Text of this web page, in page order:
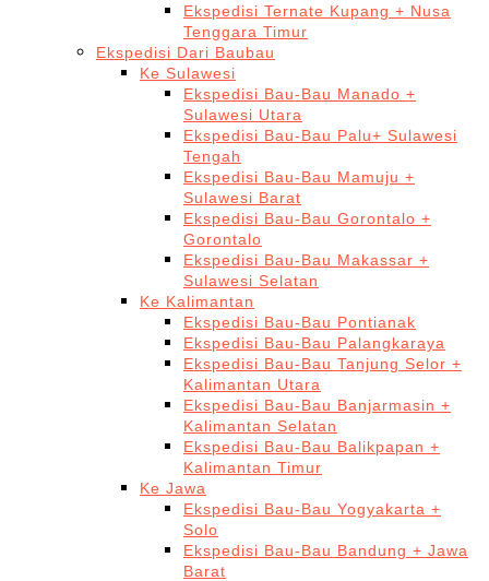
Ekspedisi Ternate Kupang + Nusa
Tenggara Timur
Ekspedisi Dari Baubau
Ke Sulawesi
Ekspedisi Bau-Bau Manado +
Sulawesi Utara
Ekspedisi Bau-Bau Palu+ Sulawesi
Tengah
Ekspedisi Bau-Bau Mamuju +
Sulawesi Barat
Ekspedisi Bau-Bau Gorontalo +
Gorontalo
Ekspedisi Bau-Bau Makassar +
Sulawesi Selatan
Ke Kalimantan
Ekspedisi Bau-Bau Pontianak
Ekspedisi Bau-Bau Palangkaraya
Ekspedisi Bau-Bau Tanjung Selor +
Kalimantan Utara
Ekspedisi Bau-Bau Banjarmasin +
Kalimantan Selatan
Ekspedisi Bau-Bau Balikpapan +
Kalimantan Timur
Ke Jawa
Ekspedisi Bau-Bau Yogyakarta +
Solo
Ekspedisi Bau-Bau Bandung + Jawa
Barat